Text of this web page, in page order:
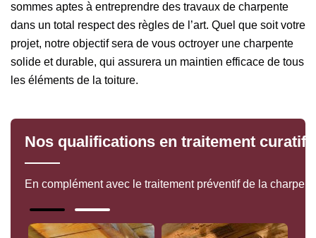
sommes aptes à entreprendre des travaux de charpente
dans un total respect des règles de l’art. Quel que soit votre
projet, notre objectif sera de vous octroyer une charpente
solide et durable, qui assurera un maintien efficace de tous
les éléments de la toiture.
Nos qualifications en traitement curatif
En complément avec le traitement préventif de la